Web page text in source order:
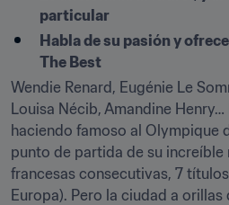
particular
Habla de su pasión y
The Best
Wendie Renard, Eugénie Le
Louisa Nécib, Amandine
haciendo famoso al Olympique
punto de partida de su increíble
francesas consecutivas, 7
Europa). Pero la ciudad a